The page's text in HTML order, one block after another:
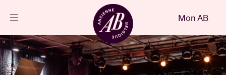
FR
Agenda
Mon AB